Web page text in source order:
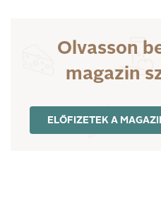
Olvasson
magazin
ELŐFIZETEK A